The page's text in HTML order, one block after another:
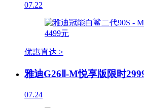
07.22
优惠直达 >
雅迪G26Ⅱ-M悦享版限时
07.24